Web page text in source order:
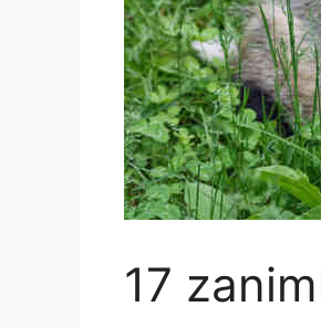
17